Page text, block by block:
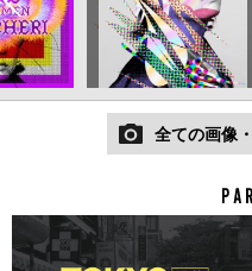
全ての画像